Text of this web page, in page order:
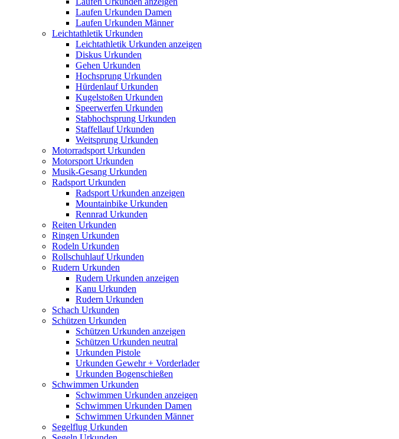
Laufen Urkunden Damen
Laufen Urkunden Männer
Leichtathletik Urkunden
Leichtathletik Urkunden anzeigen
Diskus Urkunden
Gehen Urkunden
Hochsprung Urkunden
Hürdenlauf Urkunden
Kugelstoßen Urkunden
Speerwerfen Urkunden
Stabhochsprung Urkunden
Staffellauf Urkunden
Weitsprung Urkunden
Motorradsport Urkunden
Motorsport Urkunden
Musik-Gesang Urkunden
Radsport Urkunden
Radsport Urkunden anzeigen
Mountainbike Urkunden
Rennrad Urkunden
Reiten Urkunden
Ringen Urkunden
Rodeln Urkunden
Rollschuhlauf Urkunden
Rudern Urkunden
Rudern Urkunden anzeigen
Kanu Urkunden
Rudern Urkunden
Schach Urkunden
Schützen Urkunden
Schützen Urkunden anzeigen
Schützen Urkunden neutral
Urkunden Pistole
Urkunden Gewehr + Vorderlader
Urkunden Bogenschießen
Schwimmen Urkunden
Schwimmen Urkunden anzeigen
Schwimmen Urkunden Damen
Schwimmen Urkunden Männer
Segelflug Urkunden